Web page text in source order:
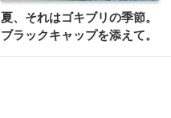
夏、それはゴキブリの季節。
ブラックキャップを添えて。